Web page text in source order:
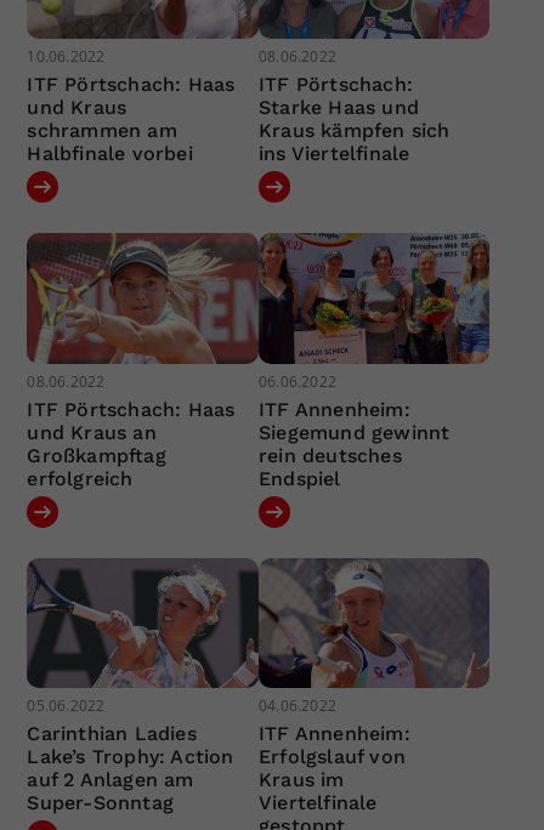
10.06.2022
ITF Pörtschach: Haas
und Kraus
schrammen am
Halbfinale vorbei
08.06.2022
ITF Pörtschach:
Starke Haas und
Kraus kämpfen sich
ins Viertelfinale
08.06.2022
ITF Pörtschach: Haas
und Kraus an
Großkampftag
erfolgreich
06.06.2022
ITF Annenheim:
Siegemund gewinnt
rein deutsches
Endspiel
05.06.2022
Carinthian Ladies
Lake’s Trophy: Action
auf 2 Anlagen am
Super-Sonntag
04.06.2022
ITF Annenheim:
Erfolgslauf von
Kraus im
Viertelfinale